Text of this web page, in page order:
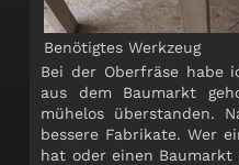
Benötigtes Werkzeug
Bei der Oberfräse habe
aus dem Baumarkt
mühelos überstanden.
bessere Fabrikate. Wer
hat oder einen